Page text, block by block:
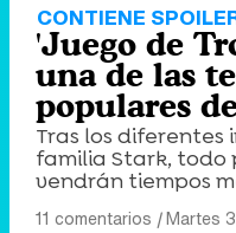
CONTIENE
'Juego de
una de las
populares
Tras los diferentes
familia Stark, todo
vendrán tiempos
11 comentarios |Martes